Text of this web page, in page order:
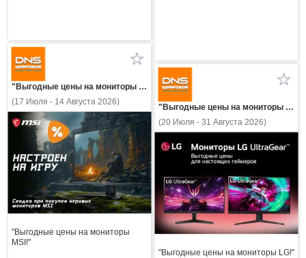
"Выгодные цены на мониторы MSI!"
(17 Июля - 14 Августа 2026)
"Выгодные цены на мониторы
MSI!"
"Выгодные цены на мониторы LG!"
(20 Июля - 31 Августа 2026)
"Выгодные цены на мониторы LG!"